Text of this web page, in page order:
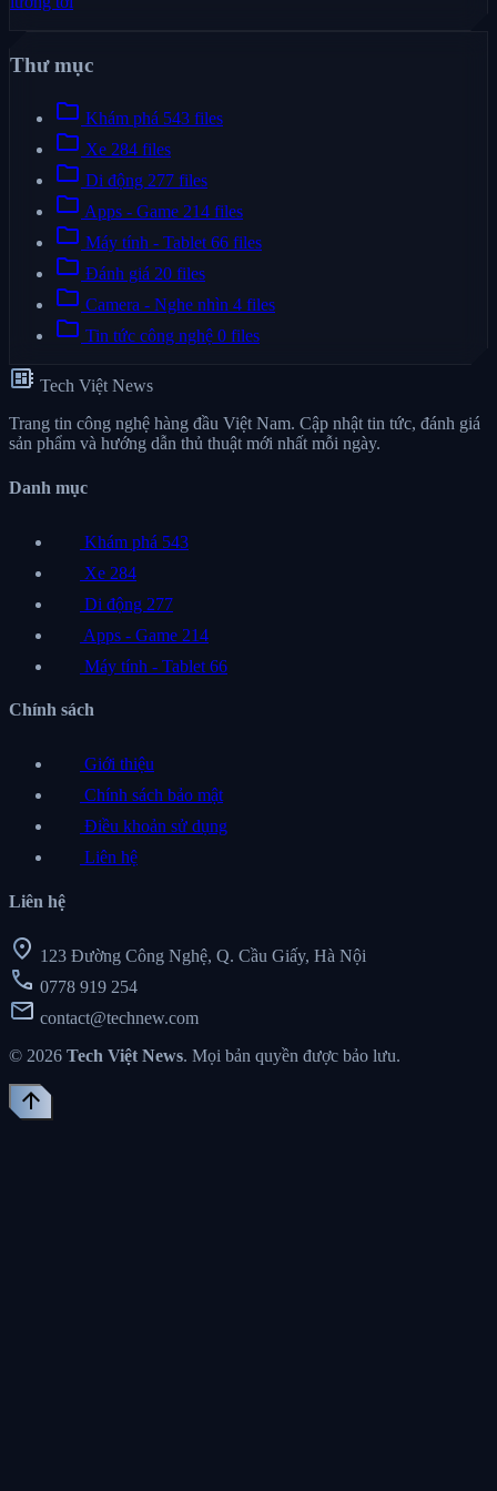
Thư mục
folder Khám phá 543 files
folder Xe 284 files
folder Di động 277 files
folder Apps - Game 214 files
folder Máy tính - Tablet 66 files
folder Đánh giá 20 files
folder Camera - Nghe nhìn 4 files
folder Tin tức công nghệ 0 files
developer_board Tech Việt News
Trang tin công nghệ hàng đầu Việt Nam. Cập nhật tin tức, đánh giá
sản phẩm và hướng dẫn thủ thuật mới nhất mỗi ngày.
Danh mục
Khám phá 543
Xe 284
Di động 277
Apps - Game 214
Máy tính - Tablet 66
Chính sách
Giới thiệu
Chính sách bảo mật
Điều khoản sử dụng
Liên hệ
Liên hệ
location_on 123 Đường Công Nghệ, Q. Cầu Giấy, Hà Nội
call 0778 919 254
mail contact@technew.com
© 2026 Tech Việt News. Mọi bản quyền được bảo lưu.
arrow_upward